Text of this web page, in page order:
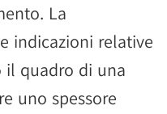
La
indicazioni relative
il quadro di una
uno spessore